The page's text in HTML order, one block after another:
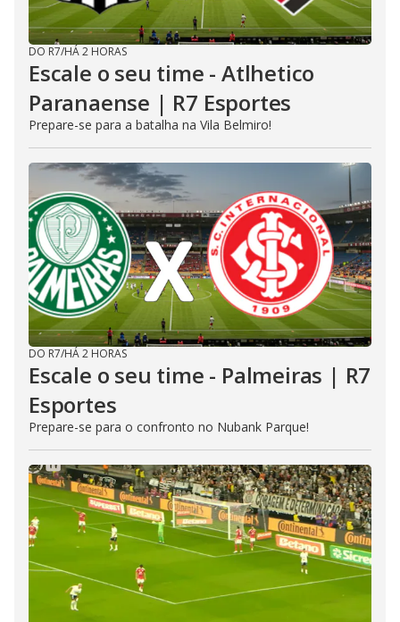
DO R7/HÁ 2 HORAS
Escale o seu time - Atlhetico
Paranaense | R7 Esportes
Prepare-se para a batalha na Vila Belmiro!
DO R7/HÁ 2 HORAS
Escale o seu time - Palmeiras | R7
Esportes
Prepare-se para o confronto no Nubank Parque!